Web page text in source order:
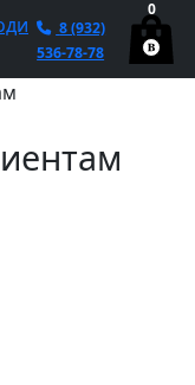
8 (932)
536-78-78
0